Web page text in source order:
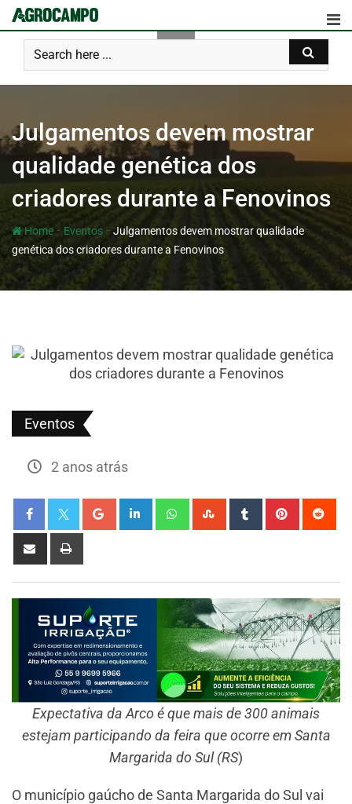
Julgamentos devem mostrar
qualidade genética dos
criadores durante a Fenovinos
Home- Eventos - Julgamentos devem mostrar qualidade
genética dos criadores durante a Fenovinos
Eventos
2 anos atrás
Expectativa da Arco é que mais de 300 animais
estejam participando da feira que ocorre em Santa
Margarida do Sul (RS)
O município gaúcho de Santa Margarida do Sul vai